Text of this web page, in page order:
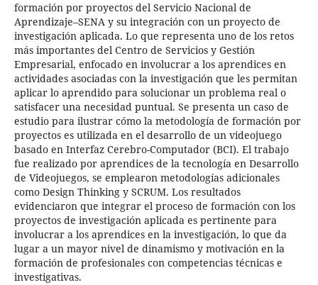
formación por proyectos del Servicio Nacional de
Aprendizaje–SENA y su integración con un proyecto de
investigación aplicada. Lo que representa uno de los retos
más importantes del Centro de Servicios y Gestión
Empresarial, enfocado en involucrar a los aprendices en
actividades asociadas con la investigación que les permitan
aplicar lo aprendido para solucionar un problema real o
satisfacer una necesidad puntual. Se presenta un caso de
estudio para ilustrar cómo la metodología de formación por
proyectos es utilizada en el desarrollo de un videojuego
basado en Interfaz Cerebro-Computador (BCI). El trabajo
fue realizado por aprendices de la tecnología en Desarrollo
de Videojuegos, se emplearon metodologías adicionales
como Design Thinking y SCRUM. Los resultados
evidenciaron que integrar el proceso de formación con los
proyectos de investigación aplicada es pertinente para
involucrar a los aprendices en la investigación, lo que da
lugar a un mayor nivel de dinamismo y motivación en la
formación de profesionales con competencias técnicas e
investigativas.